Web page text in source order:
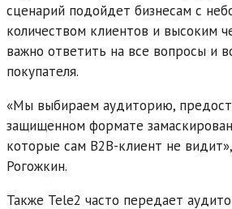
сценарий подойдет бизнесам с
количеством клиентов и высоким
важно ответить на все вопросы и
покупателя.
«Мы выбираем аудиторию,
защищенном формате
которые сам B2B-клиент не
Рогожкин.
Также Tele2 часто передает